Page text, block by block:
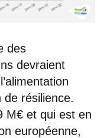
des
devraient
résilience.
M€ et qui est en
européenne,